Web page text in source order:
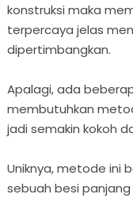
konstruksi maka
terpercaya jelas
dipertimbangkan.
Apalagi, ada
membutuhkan
jadi semakin kokoh
Uniknya, metode ini
sebuah besi